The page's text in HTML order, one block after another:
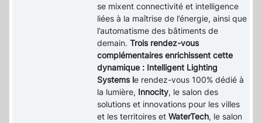
se mixent connectivité et intelligence
liées à la maîtrise de l’énergie, ainsi que
l’automatisme des bâtiments de
demain.Trois rendez-vous
complémentaires enrichissent cette
dynamique : Intelligent Lighting
Systems le rendez-vous 100% dédié à
la lumière, Innocity, le salon des
solutions et innovations pour les villes
et les territoires etWaterTech, le salon